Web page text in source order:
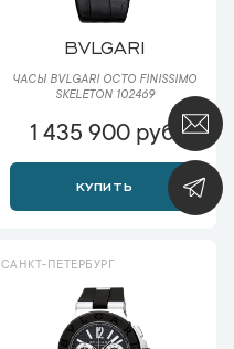
BVLGARI
ЧАСЫ BVLGARI OCTO FINISSIMO
SKELETON 102469
1 435 900 руб.
КУПИТЬ
САНКТ-ПЕТЕРБУРГ